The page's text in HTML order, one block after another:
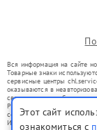
Вся информация на сайте
Товарные знаки
сервисные центры
оказываются в
связаны с
Ремонт осуществляется для
со статьей 1487 ГК РФ.
Использование товарных
Этот сайт
ознакомиться с